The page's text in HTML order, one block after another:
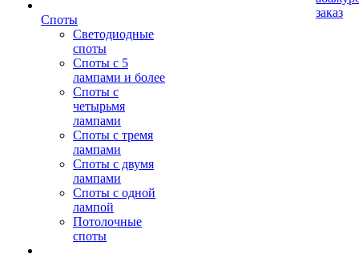
Споты
Светодиодные
споты
Споты с 5
лампами и более
Споты с
четырьмя
лампами
Споты с тремя
лампами
Споты с двумя
лампами
Споты с одной
лампой
Потолочные
споты
заказ